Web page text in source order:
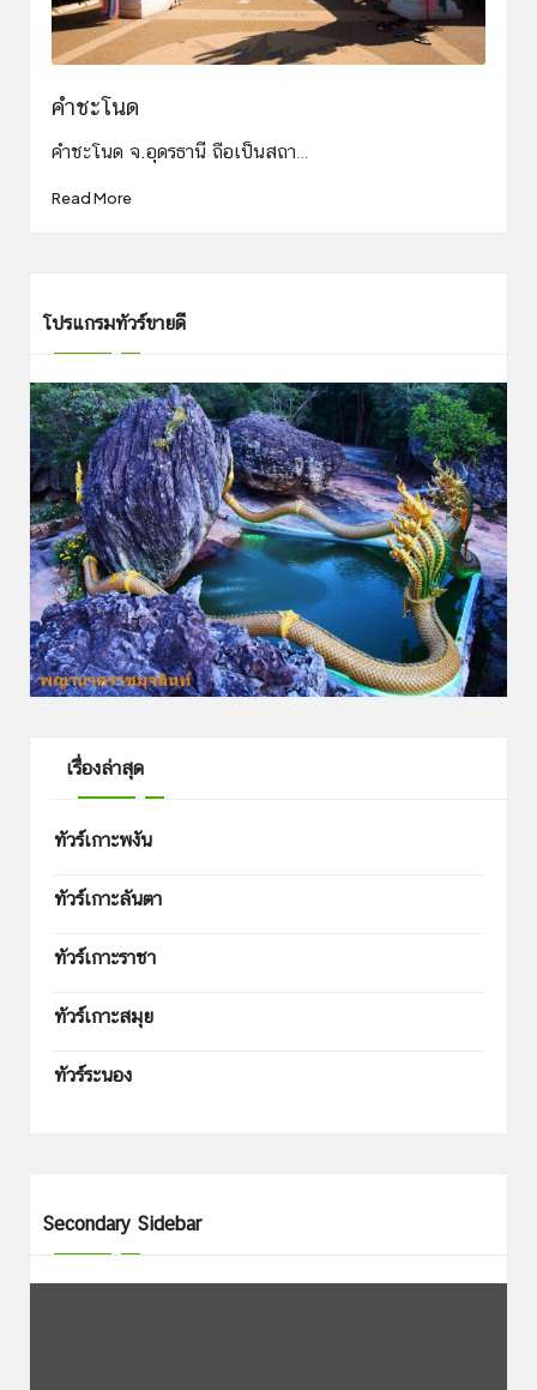
คําชะโนด
คําชะโนด จ.อุดรธานี ถือเป็นสถา…
Read More
โปรแกรมทัวร์ขายดี
เรื่องล่าสุด
ทัวร์เกาะพงัน
ทัวร์เกาะลันตา
ทัวร์เกาะราชา
ทัวร์เกาะสมุย
ทัวร์ระนอง
Secondary Sidebar